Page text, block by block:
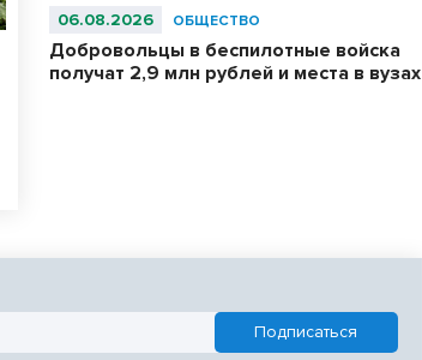
06.08.2026 ОБЩЕСТВО
Добровольцы в беспилотные войска
получат 2,9 млн рублей и места в вузах